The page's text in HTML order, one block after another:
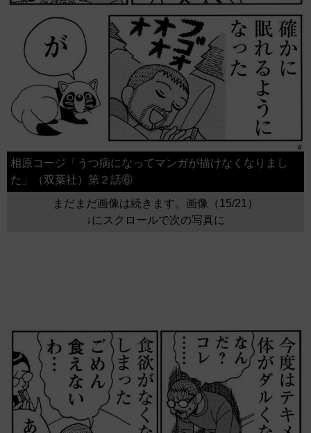
相原コージ「うつ病になってマンガが描けなくなりまし
た」（双葉社）第２話⑥
まだまだ画像は続きます。画像（15/21）
↓にスクロールで次の写真に